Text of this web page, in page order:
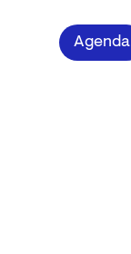
Agenda